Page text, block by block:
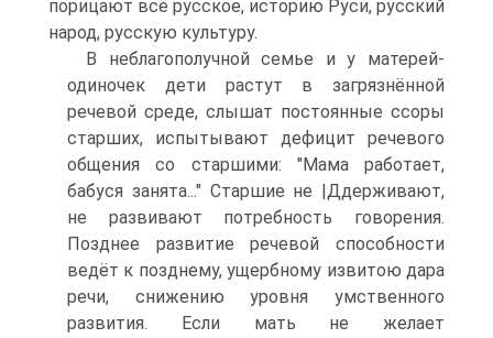
порицают всё русское, историю Руси, русский
народ, русскую культуру.
В неблагополучной семье и у матерей-
одиночек дети растут в загрязнённой
речевой среде, слышат постоянные ссоры
старших, испытывают дефицит речевого
общения со старшими: "Мама работает,
бабуся занята..." Старшие не |Ддерживают,
не развивают потребность говорения.
Позднее развитие речевой способности
ведёт к позднему, ущербному извитою дара
речи, снижению уровня умственного
развития. Если мать не желает